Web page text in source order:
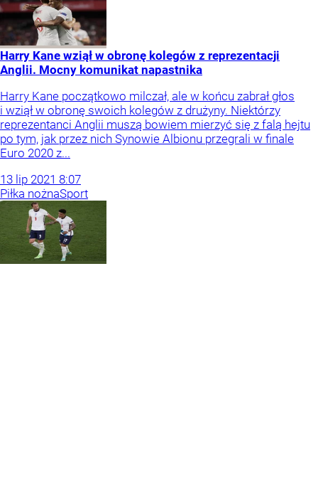
Harry Kane wziął w obronę kolegów z reprezentacji
Anglii. Mocny komunikat napastnika
Harry Kane początkowo milczał, ale w końcu zabrał głos
i wziął w obronę swoich kolegów z drużyny. Niektórzy
reprezentanci Anglii muszą bowiem mierzyć się z falą hejtu
po tym, jak przez nich Synowie Albionu przegrali w finale
Euro 2020 z...
13 lip 2021 8:07
Piłka nożnaSport